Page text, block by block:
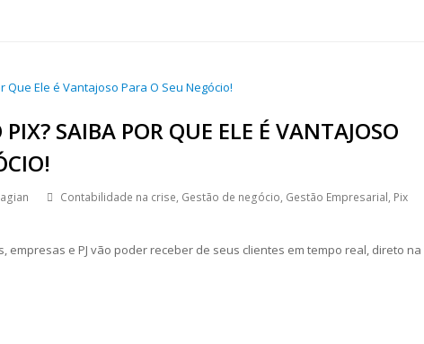
SAIBA POR QUE ELE É VANTAJOSO
Contabilidade na crise, Gestão de negócio, Gestão Empresarial, Pix
empresas e PJ vão poder receber de seus clientes em tempo real, direto na